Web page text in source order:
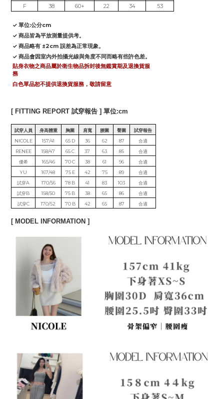
F
38 60+ 22 34 53
✓ 單位:公分cm
✓ 商品皆為平放測量提供考。
✓ 商品略有 ±2cm 誤差為正常現象。
✓ 商品會因室內外拍攝光線與角度不同而略有些許色差。
貼身衣物之商品屬於衛生物品拆封後無鑑賞期及退換貨服
務
白色單品恕不提供退換貨服務，敬請留意
[ FITTING REPORT 試穿報告 ] 單位:cm
試穿人員 身高體重 胸圍 肩寬 腰圍 臀圍
試穿報告
NICOLE
157/41 65 D 36 62 87
合適
RENEE
158/47 65 C 37 63 85
合適
優希
165/46 70 C 38 61 96
合適
YU
167/48 75 E 42 75 89
合適
試穿A
170/56 78 B 41 83 103
合適
試穿B
158/50 75 B 38 65 86
合適
試穿C
170/52 70 B 42 65 87 合適
[ MODEL INFORMATION ]